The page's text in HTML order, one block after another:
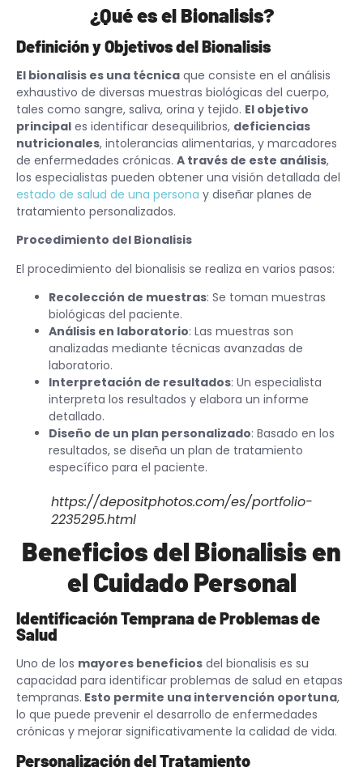
¿Qué es el Bionalisis?
Definición y Objetivos del Bionalisis
El bionalisis es una técnica que consiste en el análisis
exhaustivo de diversas muestras biológicas del cuerpo,
tales como sangre, saliva, orina y tejido. El objetivo
principal es identificar desequilibrios, deficiencias
nutricionales, intolerancias alimentarias, y marcadores
de enfermedades crónicas. A través de este análisis,
los especialistas pueden obtener una visión detallada del
estado de salud de una persona y diseñar planes de
tratamiento personalizados.
Procedimiento del Bionalisis
El procedimiento del bionalisis se realiza en varios pasos:
Recolección de muestras: Se toman muestras
biológicas del paciente.
Análisis en laboratorio: Las muestras son
analizadas mediante técnicas avanzadas de
laboratorio.
Interpretación de resultados: Un especialista
interpreta los resultados y elabora un informe
detallado.
Diseño de un plan personalizado: Basado en los
resultados, se diseña un plan de tratamiento
específico para el paciente.
https://depositphotos.com/es/portfolio-
2235295.html
Beneficios del Bionalisis en
el Cuidado Personal
Identificación Temprana de Problemas de
Salud
Uno de los mayores beneficios del bionalisis es su
capacidad para identificar problemas de salud en etapas
tempranas. Esto permite una intervención oportuna,
lo que puede prevenir el desarrollo de enfermedades
crónicas y mejorar significativamente la calidad de vida.
Personalización del Tratamiento